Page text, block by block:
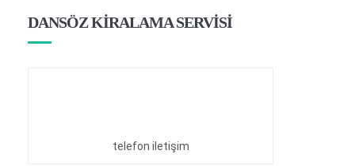
DANSÖZ KİRALAMA SERVİSİ
telefon iletişim